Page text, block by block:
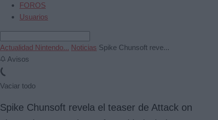
FOROS
Usuarios
Actualidad Nintendo... Noticias Spike Chunsoft reve...
Avisos
Vaciar todo
Spike Chunsoft revela el teaser de Attack on